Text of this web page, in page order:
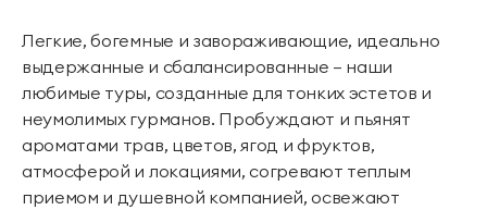
Легкие, богемные и завораживающие, идеально
выдержанные и сбалансированные — наши
любимые туры, созданные для тонких эстетов и
неумолимых гурманов. Пробуждают и пьянят
ароматами трав, цветов, ягод и фруктов,
атмосферой и локациями, согревают теплым
приемом и душевной компанией, освежают